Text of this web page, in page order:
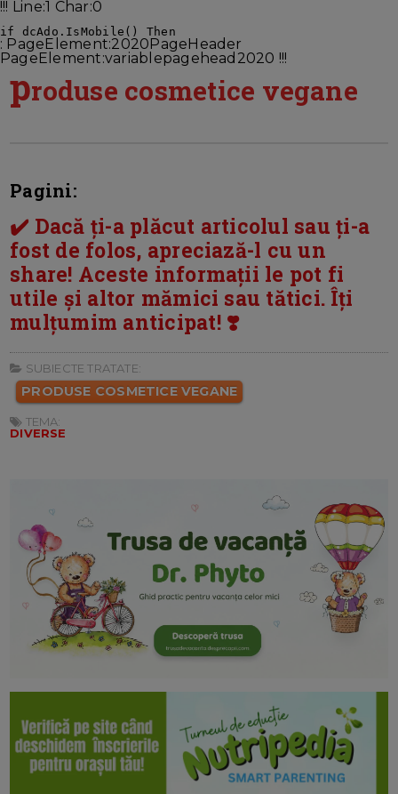
!!! Line:1 Char:0
: PageElement:2020PageHeader
PageElement:variablepagehead2020 !!!
produse cosmetice vegane
Pagini:
✔️ Dacă ți-a plăcut articolul sau ți-a
fost de folos, apreciază-l cu un
share! Aceste informații le pot fi
utile și altor mămici sau tătici. Îți
mulțumim anticipat! ❣️
SUBIECTE TRATATE:
PRODUSE COSMETICE VEGANE
TEMA:
DIVERSE